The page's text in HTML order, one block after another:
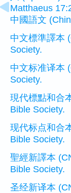
Matthaeus
中國語文
中文標準譯本
Society.
中文标准译本
Society.
現代標點和合
Bible Society.
现代标点和合
Bible Society.
聖經新譯本
Bible Society.
圣经新译本